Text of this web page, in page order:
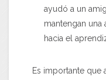
ayudó a un
mantengan
hacia el
Es importante